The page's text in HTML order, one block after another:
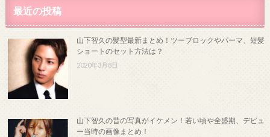
最近の投稿
山下智久の髪型最新まとめ！ツーブロックやパーマ、短髪
ショートのセット方法は？
2020年3月8日
山下智久の昔の写真がイケメン！若い頃や全盛期、デビュ
ー当時の画像まとめ！